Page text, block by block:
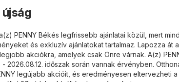
újság
PENNY Békés legfrissebb ajánlatai közül, mert
és exkluzív ajánlatokat tartalmaz. Lapozza át
akciókra, amelyek csak Önre várnak. A(z)
2026.08.12. időszak során vannak érvényben.
legújabb akcióit, és eredményesen eltervezheti a